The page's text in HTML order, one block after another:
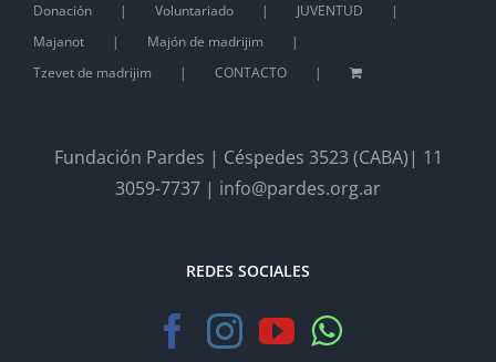
Donación
Voluntariado
JUVENTUD
Majanot
Majón de madrijim
Tzevet de madrijim
CONTACTO
Fundación Pardes | Céspedes 3523 (CABA)| 11
3059-7737 | info@pardes.org.ar
REDES SOCIALES